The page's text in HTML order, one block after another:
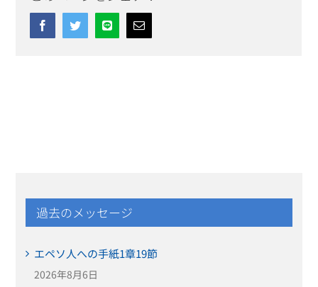
FacebookTwitterLine Email
過去のメッセージ
エペソ人への手紙1章19節
2026年8月6日